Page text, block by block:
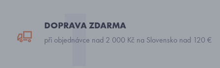
DOPRAVA ZDARMA
při objednávce nad 2 000 Kč na Slovensko nad 120 €